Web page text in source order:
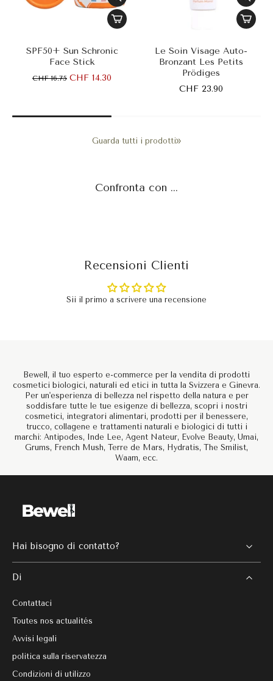
SPF50+ Sun Schronic
Face Stick
CHF 16.75 CHF 14.30
Le Soin Visage Auto-
Bronzant Les Petits
Prödiges
CHF 23.90
Guarda tutti i prodotti
Confronta con ...
Recensioni Clienti
Sii il primo a scrivere una recensione
Bewell, il tuo esperto e-commerce per la vendita di prodotti
cosmetici biologici, naturali ed etici in tutta la Svizzera e Ginevra.
Per un'esperienza di bellezza nel rispetto della natura e per
soddisfare tutte le tue esigenze di bellezza, scopri i nostri
cosmetici, integratori alimentari, prodotti per il benessere,
trucco, collagene e trattamenti naturali e biologici di tutti i
marchi: Antipodes, Inde Lee, Agent Nateur, Evolve Beauty, Umai,
Grums, French Mush, Terre de Mars, Hydratis, The Smilist,
Waam, ecc.
Hai bisogno di contatto?
Di
Contattaci
Toutes nos actualités
Avvisi legali
politica sulla riservatezza
Condizioni di utilizzo